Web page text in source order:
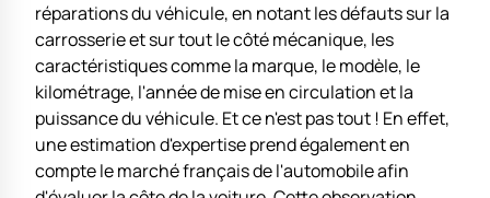
réparations du véhicule, en notant les défauts sur la
carrosserie et sur tout le côté mécanique, les
caractéristiques comme la marque, le modèle, le
kilométrage, l'année de mise en circulation et la
puissance du véhicule. Et ce n'est pas tout ! En effet,
une estimation d'expertise prend également en
compte le marché français de l'automobile afin